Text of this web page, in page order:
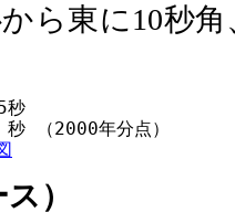
ら東に10秒
秒
（2000年分点）
）